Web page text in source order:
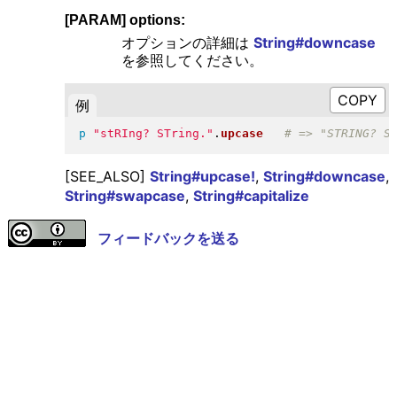
[PARAM] options:
オプションの詳細は String#downcase
を参照してください。
例
p " stRIng? STring. " . upcase
[SEE_ALSO] String#upcase!, String#downcase,
String#swapcase, String#capitalize
フィードバックを送る